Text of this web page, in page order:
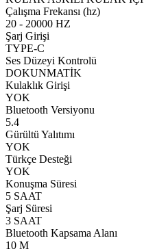
Çalışma Frekansı (hz)
20 - 20000 HZ
Şarj Girişi
TYPE-C
Ses Düzeyi Kontrolü
DOKUNMATİK
Kulaklık Girişi
YOK
Bluetooth Versiyonu
5.4
Gürültü Yalıtımı
YOK
Türkçe Desteği
YOK
Konuşma Süresi
5 SAAT
Şarj Süresi
3 SAAT
Bluetooth Kapsama Alanı
10 M